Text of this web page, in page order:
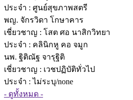
ประจำ : ศูนย์สุขภาพสตรี
พญ. จักรวิดา โกษาคาร
เชี่ยวชาญ : โสต ศอ นาสิกวิทยา
ประจำ : คลินิกหู คอ จมูก
นพ. ฐิติณัฐ จารุฐิติ
เชี่ยวชาญ : เวชปฏิบัติทั่วไป
ประจำ : ไม่ระบุ/none
- ดูทั้งหมด -